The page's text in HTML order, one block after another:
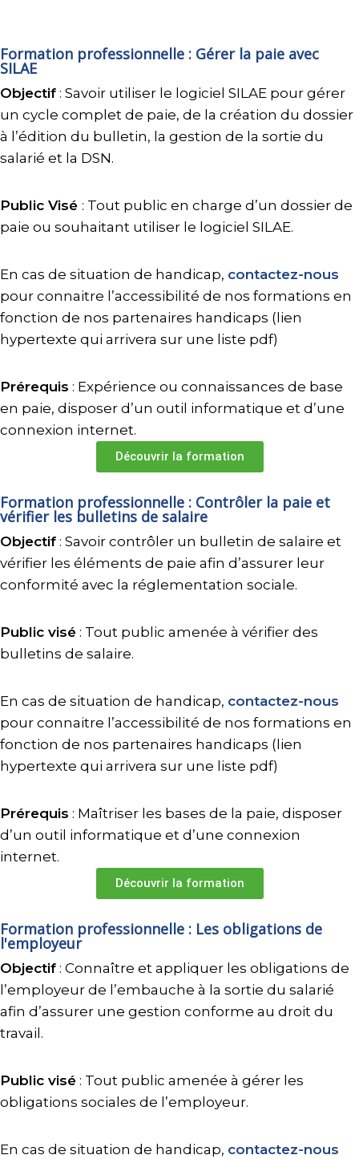
Formation professionnelle : Gérer la paie avec
SILAE
Objectif : Savoir utiliser le logiciel SILAE pour gérer
un cycle complet de paie, de la création du dossier
à l’édition du bulletin, la gestion de la sortie du
salarié et la DSN.
Public Visé : Tout public en charge d’un dossier de
paie ou souhaitant utiliser le logiciel SILAE.
En cas de situation de handicap, contactez-nous
pour connaitre l’accessibilité de nos formations en
fonction de nos partenaires handicaps (lien
hypertexte qui arrivera sur une liste pdf)
Prérequis : Expérience ou connaissances de base
en paie, disposer d’un outil informatique et d’une
connexion internet.
Découvrir la formation
Formation professionnelle : Contrôler la paie et
vérifier les bulletins de salaire
Objectif : Savoir contrôler un bulletin de salaire et
vérifier les éléments de paie afin d’assurer leur
conformité avec la réglementation sociale.
Public visé : Tout public amenée à vérifier des
bulletins de salaire.
En cas de situation de handicap, contactez-nous
pour connaitre l’accessibilité de nos formations en
fonction de nos partenaires handicaps (lien
hypertexte qui arrivera sur une liste pdf)
Prérequis : Maîtriser les bases de la paie, disposer
d’un outil informatique et d’une connexion
internet.
Découvrir la formation
Formation professionnelle : Les obligations de
l'employeur
Objectif : Connaître et appliquer les obligations de
l’employeur de l’embauche à la sortie du salarié
afin d’assurer une gestion conforme au droit du
travail.
Public visé : Tout public amenée à gérer les
obligations sociales de l’employeur.
En cas de situation de handicap, contactez-nous